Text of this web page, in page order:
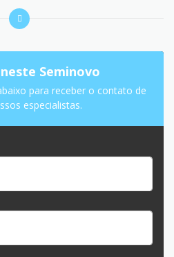
Seminovo
para receber o contato de
especialistas.